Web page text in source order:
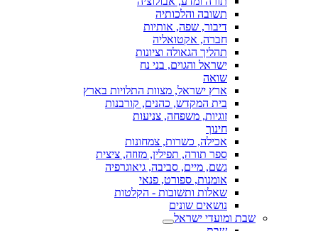
תשובה והלכותיה
דיבור, שפה, אותיות
חברה, אקטואליה
תהליך הגאולה וציונות
ישראל והגוים, בני נח
שואה
ארץ ישראל, מצוות התלויות בארץ
בית המקדש, כהנים, קורבנות
זוגיות, משפחה, צניעות
חינוך
אכילה, כשרות, צמחונות
ספר תורה, תפילין, מזוזה, ציצית
גשם, מיים, סביבה, גיאוגרפיה
אומנות, ספורט, פנאי
שאלות ותשובות - הקלטות
נושאים שונים
שבת ומועדי ישראל